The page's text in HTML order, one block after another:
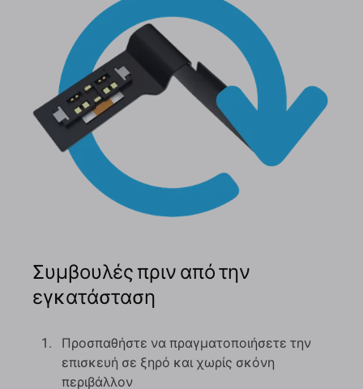
Συμβουλές πριν από την
εγκατάσταση
Προσπαθήστε να πραγματοποιήσετε την
επισκευή σε ξηρό και χωρίς σκόνη
περιβάλλον